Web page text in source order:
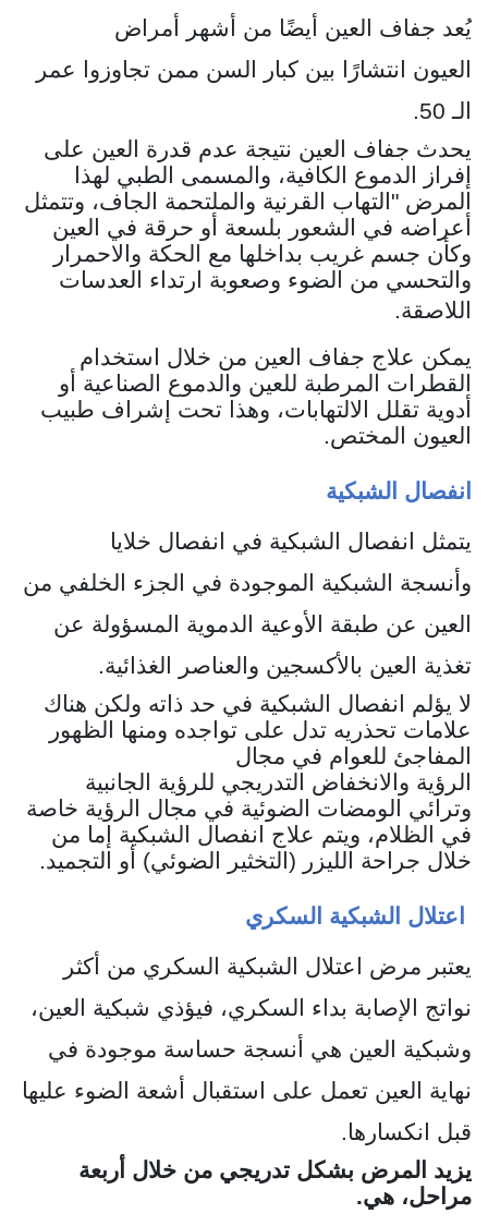
يُعد جفاف العين أيضًا من أشهر أمراض
العيون انتشارًا بين كبار السن ممن تجاوزوا عمر
الـ 50.
يحدث جفاف العين نتيجة عدم ‏قدرة العين على
إفراز الدموع ‏الكافية، والمسمى الطبي لهذا
المرض "التهاب القرنية والملتحمة الجاف، وتتمثل
أعراضه في الشعور بلسعة أو حرقة في العين
وكأن جسم غريب بداخلها مع الحكة والاحمرار
والتحسي من الضوء وصعوبة ارتداء العدسات
اللاصقة.
‏يمكن علاج جفاف العين من خلال استخدام
القطرات المرطبة للعين والدموع الصناعية أو
أدوية تقلل الالتهابات، وهذا تحت إشراف طبيب
العيون المختص.
انفصال الشبكية
‏يتمثل انفصال الشبكية في انفصال خلايا
وأنسجة الشبكية الموجودة في الجزء الخلفي من
العين عن طبقة الأوعية الدموية المسؤولة عن
تغذية العين بالأكسجين والعناصر الغذائية.
لا يؤلم انفصال الشبكية في حد ذاته ولكن هناك
علامات تحذريه تدل على تواجده ومنها الظهور
المفاجئ للعوام في مجال
الرؤية والانخفاض التدريجي للرؤية الجانبية
وترائي الومضات الضوئية في مجال الرؤية خاصة
في الظلام، ويتم علاج انفصال الشبكية إما من
خلال جراحة الليزر (التخثير الضوئي) أو التجميد.
اعتلال الشبكية السكري
يعتبر مرض اعتلال الشبكية السكري من أكثر
نواتج الإصابة بداء السكري، فيؤذي شبكية العين،
وشبكية العين هي أنسجة حساسة موجودة في
نهاية العين تعمل على استقبال أشعة الضوء عليها
قبل انكسارها.
يزيد المرض بشكل تدريجي من خلال أربعة
مراحل، هي.